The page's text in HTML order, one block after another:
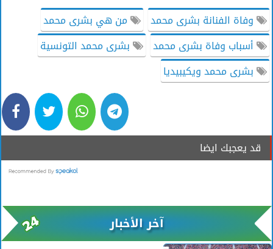
وفاة الفنانة بشرى محمد
من هي بشرى محمد
أسباب وفاة بشرى محمد
بشرى محمد التونسية
بشرى محمد ويكيبيديا
قد يعجبك ايضا
آخر الأخبار